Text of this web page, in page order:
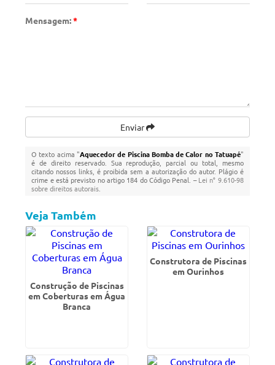
Mensagem:*
Enviar
O texto acima "Aquecedor de Piscina Bomba de Calor no Tatuapé"
é de direito reservado. Sua reprodução, parcial ou total, mesmo
citando nossos links, é proibida sem a autorização do autor. Plágio é
crime e está previsto no artigo 184 do Código Penal. –Lei n° 9.610-98
sobre direitos autorais
Veja Também
Construção de Piscinas
em Coberturas em Água
Branca
Construtora de Piscinas
em Ourinhos